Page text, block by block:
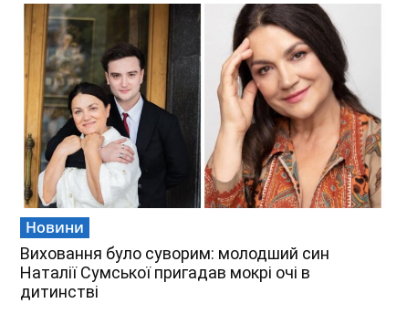
Новини
Виховання було суворим: молодший син
Наталії Сумської пригадав мокрі очі в
дитинстві